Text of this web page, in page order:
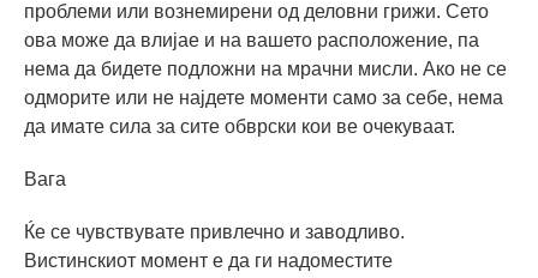
проблеми или вознемирени од деловни грижи. Сето
ова може да влијае и на вашето расположение, па
нема да бидете подложни на мрачни мисли. Ако не се
одморите или не најдете моменти само за себе, нема
да имате сила за сите обврски кои ве очекуваат.
Вага
Ќе се чувствувате привлечно и заводливо.
Вистинскиот момент е да ги надоместите